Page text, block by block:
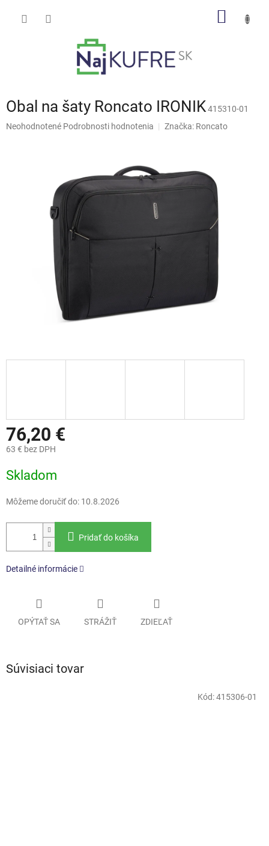
Obal na šaty Roncato IRONIK415310-01
Priemerné
Neohodnotené Podrobnosti hodnotenia Značka: Roncato
76,20 €
63 € bez DPH
cena:
Skladom
Môžeme doručiť do: 10.8.2026
Pridať do košíka
Detailné informácie
OPÝTAŤ SA STRÁŽIŤ ZDIEĽAŤ
Súvisiaci tovar
Kód:415306-01